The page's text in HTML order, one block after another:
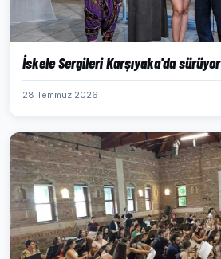
İskele Sergileri Karşıyaka'da sürüyor
28 Temmuz 2026